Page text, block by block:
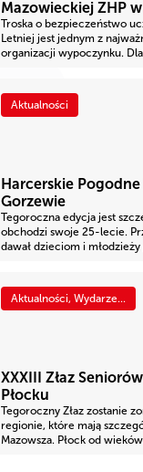
Mazowieckiej ZHP
Troska o bezpieczeństwo
Letniej jest jednym z
organizacji wypoczynku.
Aktualności
Harcerskie
Gorzewie
Tegoroczna edycja jest
obchodzi swoje 25-lecie.
dawał dzieciom i młodzieży
Aktualności, Wydarze...
XXXIII Złaz
Płocku
Tegoroczny Złaz zostanie
regionie, które mają
Mazowsza. Płock od